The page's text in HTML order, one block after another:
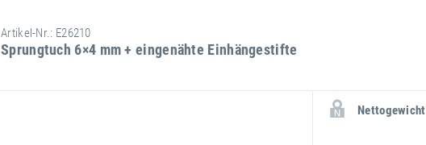
Artikel-Nr.: E26210
Sprungtuch 6×4 mm + eingenähte Einhängestifte
weitere
Informationen
Attribut
Nettogewicht